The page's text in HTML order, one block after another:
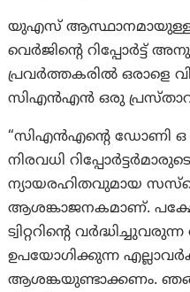
യുഎസ് ആസ്ഥാനമായുള്ള
വെർജിന്റെ റിപ്പോർട്ട്
പ്രവർത്തകരിൽ ഒരാളെ
സിഎൻഎൻ ഒരു
“സി‌എൻ‌എന്റെ ഡോണി ഒ
നിരവധി
ന്യായരഹിതവുമായ
ആശങ്കാജനകമാണ്.
ട്വിറ്ററിന്റെ
ഉപയോഗിക്കുന്ന
ആശങ്കയുണ്ടാക്കണം.